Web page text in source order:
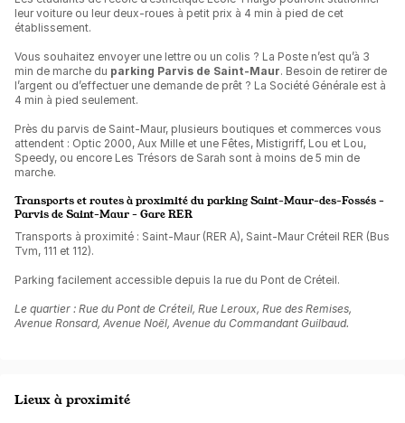
leur voiture ou leur deux-roues à petit prix à 4 min à pied de cet
établissement.
Vous souhaitez envoyer une lettre ou un colis ? La Poste n’est qu’à 3
min de marche du parking Parvis de Saint-Maur. Besoin de retirer de
l’argent ou d’effectuer une demande de prêt ? La Société Générale est à
4 min à pied seulement.
Près du parvis de Saint-Maur, plusieurs boutiques et commerces vous
attendent : Optic 2000, Aux Mille et une Fêtes, Mistigriff, Lou et Lou,
Speedy, ou encore Les Trésors de Sarah sont à moins de 5 min de
marche.
Transports et routes à proximité du parking Saint-Maur-des-Fossés -
Parvis de Saint-Maur - Gare RER
Transports à proximité : Saint-Maur (RER A), Saint-Maur Créteil RER (Bus
Tvm, 111 et 112).
Parking facilement accessible depuis la rue du Pont de Créteil.
Le quartier : Rue du Pont de Créteil, Rue Leroux, Rue des Remises,
Avenue Ronsard, Avenue Noël, Avenue du Commandant Guilbaud.
Lieux à proximité